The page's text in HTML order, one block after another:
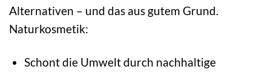
Alternativen – und das aus gutem Grund.
Naturkosmetik:
Schont die Umwelt durch nachhaltige